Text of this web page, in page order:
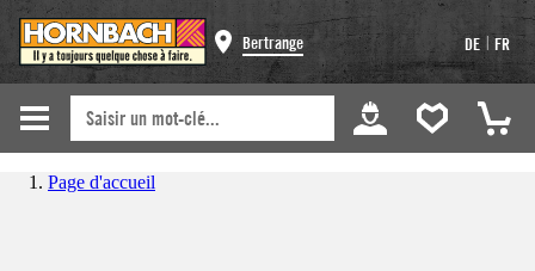
Bertrange DE | FR
Page d'accueil